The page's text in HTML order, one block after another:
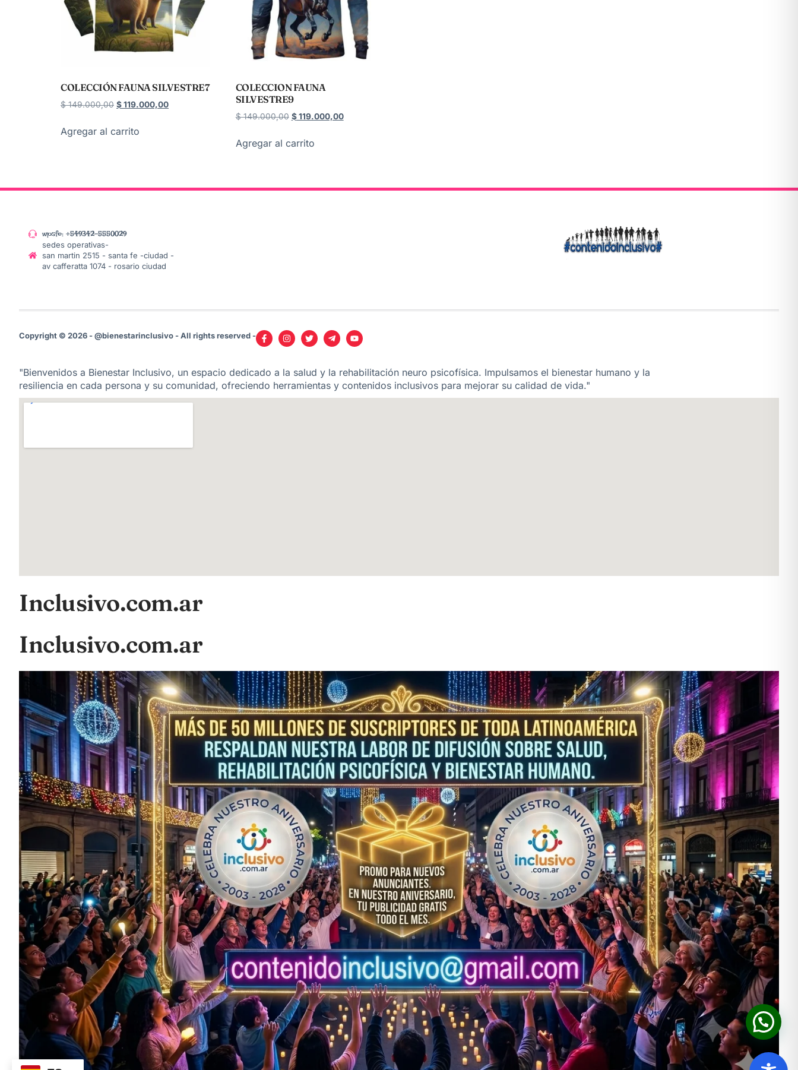
COLECCIÓN FAUNA SILVESTRE7
$149.000,00 $119.000,00
Agregar al carrito
COLECCION FAUNA
SILVESTRE9
$149.000,00 $119.000,00
Agregar al carrito
wpsfe: +549342-5550029
sedes operativas-
san martin 2515 - santa fe -ciudad -
av cafferatta 1074 - rosario ciudad
Copyright © 2026 - @bienestarinclusivo - All rights reserved -
"Bienvenidos a Bienestar Inclusivo, un espacio dedicado a la salud y la rehabilitación neuro psicofísica. Impulsamos el bienestar humano y la
resiliencia en cada persona y su comunidad, ofreciendo herramientas y contenidos inclusivos para mejorar su calidad de vida."
Inclusivo.com.ar
Inclusivo.com.ar